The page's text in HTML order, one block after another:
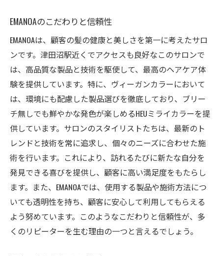
EMANOAのこだわりと信頼性
EMANOAは、顧客の髪の健康と美しさを第一に考えたサロ
ンです。津田沼駅近くでアクセスも良好なこのサロンで
は、高品質な製品と技術を駆使して、最高のヘアケア体
験を提供しています。特に、ヴィーガンカラーにおいて
は、環境にも配慮した製品選びを徹底しており、ブリー
チ無しでも鮮やかな発色が楽しめるHEUミライカラーを提
供しています。サロンのスタイリストたちは、最新のト
レンドと技術を常に追求し、個々のニーズに合わせた施
術を行います。これにより、訪れるたびに新たな自分を
発見できる喜びを提供し、顧客に高い満足度をもたらし
ます。また、EMANOAでは、使用する製品や施術方法につ
いても透明性を持ち、顧客に安心して利用してもらえる
よう努めています。このようなこだわりと信頼性が、多
くのリピーターを生む理由の一つと言えるでしょう。